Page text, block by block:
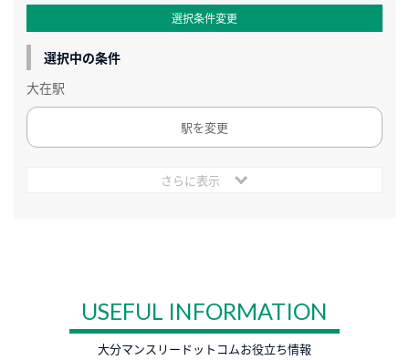
選択条件変更
選択中の条件
大在駅
駅を変更
さらに表示
USEFUL INFORMATION
大分マンスリードットコムお役立ち情報